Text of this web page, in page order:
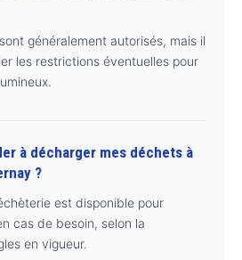
généralement autorisés, mais il
les restrictions éventuelles pour
à décharger mes déchets à
?
est disponible pour
cas de besoin, selon la
en vigueur.